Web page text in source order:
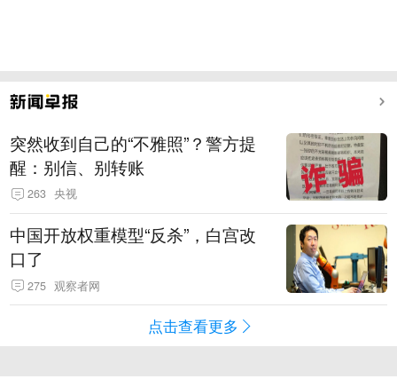
突然收到自己的“不雅照”？警方提
醒：别信、别转账
263 央视
中国开放权重模型“反杀”，白宫改
口了
275 观察者网
点击查看更多